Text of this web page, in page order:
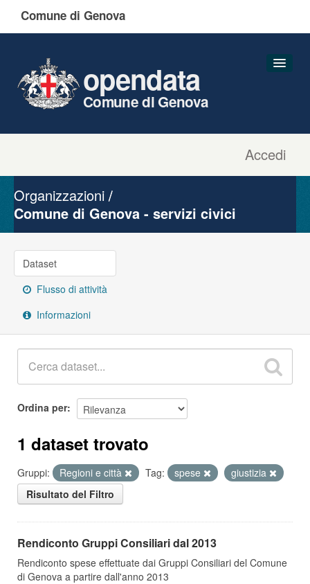
Comune di Genova
Accedi
opendata
Comune di Genova
Gruppi
Organizzazioni
Comune di Genova - servizi civici
Dataset
Flusso di attività
Informazioni
Ordina per
1 dataset trovato
Gruppi: Regioni e città Tag: spese
giustizia
Risultato del Filtro
Rendiconto Gruppi Consiliari dal 2013
Rendiconto spese effettuate dai Gruppi Consiliari del Comune
di Genova a partire dall'anno 2013